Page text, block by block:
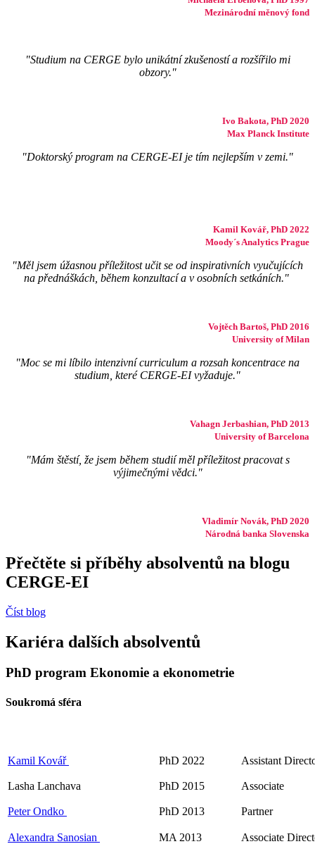
Mezinárodní měnový fond
"Studium na CERGE bylo unikátní zkušeností a rozšířilo mi
obzory."
Ivo Bakota, PhD 2020
Max Planck Institute
"Doktorský program na CERGE-EI je tím nejlepším v zemi."
Kamil Kovář, PhD 2022
Moody´s Analytics Prague
"Měl jsem úžasnou příležitost učit se od inspirativních vyučujících
na přednáškách, během konzultací a v osobních setkáních."
Vojtěch Bartoš, PhD 2016
University of Milan
"Moc se mi líbilo intenzivní curriculum a rozsah koncentrace na
studium, které CERGE-EI vyžaduje."
Vahagn Jerbashian, PhD 2013
University of Barcelona
"Mám štěstí, že jsem během studií měl příležitost pracovat s
výjimečnými vědci."
Vladimír Novák, PhD 2020
Národná banka Slovenska
Přečtěte si příběhy absolventů na blogu
CERGE-EI
Číst blog
Kariéra dalších absolventů
PhD program Ekonomie a ekonometrie
Soukromá sféra
Kamil Kovář PhD 2022 Assistant
Lasha Lanchava PhD 2015 Associate
Peter Ondko PhD 2013 Partner
Alexandra Sanosian MA 2013 Associate